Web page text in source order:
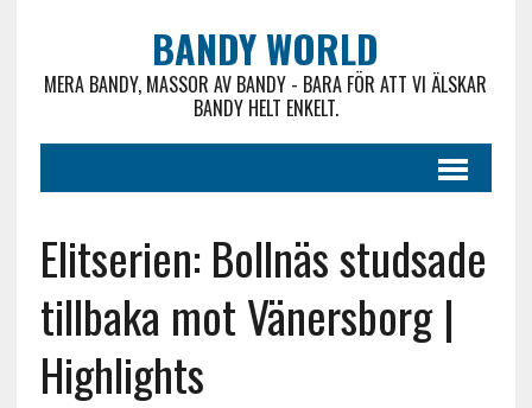
BANDY WORLD
MERA BANDY, MASSOR AV BANDY - BARA FÖR ATT VI ÄLSKAR
BANDY HELT ENKELT.
Elitserien: Bollnäs studsade
tillbaka mot Vänersborg |
Highlights